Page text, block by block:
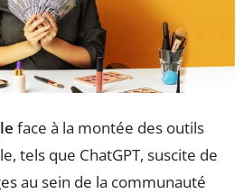
face à la montée des outils
tels que ChatGPT, suscite de
au sein de la communauté